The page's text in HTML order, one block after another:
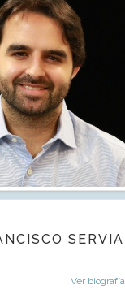
SERVIA
Ver biografía